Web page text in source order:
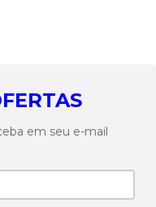
em seu e-mail